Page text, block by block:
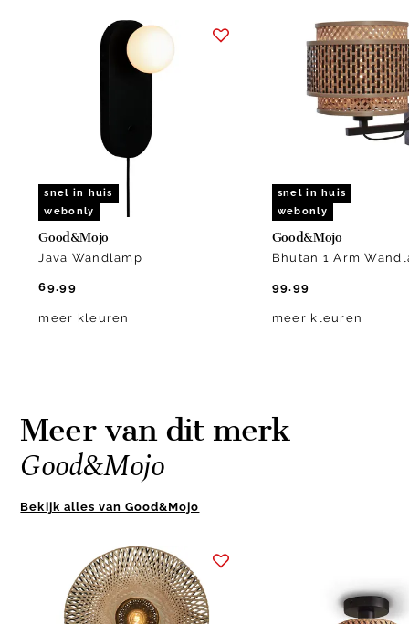
snel in huis
webonly
Good&Mojo
Java Wandlamp
69.99
meer kleuren
snel in huis
webonly
Good&Mojo
Bhutan 1 Arm
99.99
meer kleuren
Meer van dit merk
Good&Mojo
Bekijk alles van Good&Mojo